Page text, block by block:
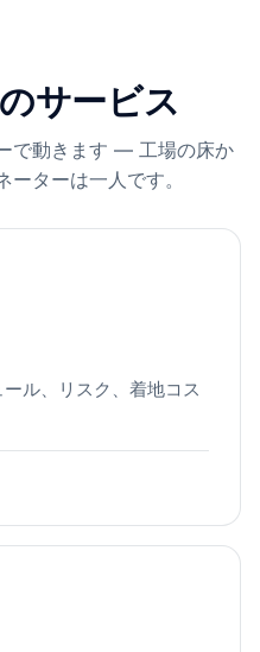
視とタイムリーな除外申
活用、（6）保税倉庫戦
ェーンアドバイザリーサ
分析を提供します。
サービス
で動きます — 工場の床か
ターは一人です。
ル、リスク、着地コス